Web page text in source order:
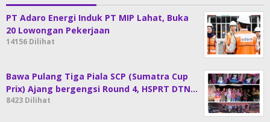
PT Adaro Energi Induk PT MIP Lahat, Buka
20 Lowongan Pekerjaan
14156 Dilihat
Bawa Pulang Tiga Piala SCP (Sumatra Cup
Prix) Ajang bergengsi Round 4, HSPRT DTN…
8423 Dilihat